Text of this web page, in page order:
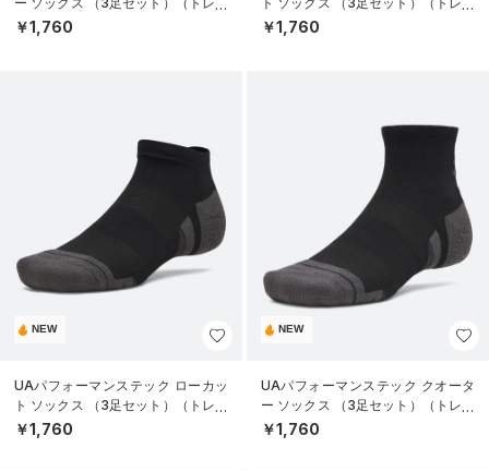
ニング/UNISEX）
￥1,760
ニング/UNISEX）
￥1,760
NEW
UAパフォーマンステック ローカッ
ト ソックス （3足セット）（トレー
ニング/UNISEX）
￥1,760
NEW
UAパフォーマンステック クオータ
ー ソックス （3足セット）（トレー
ニング/UNISEX）
￥1,760